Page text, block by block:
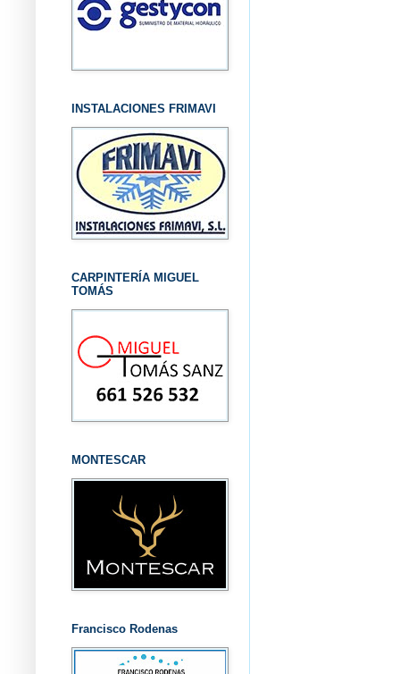
INSTALACIONES FRIMAVI
CARPINTERÍA MIGUEL
TOMÁS
MONTESCAR
Francisco Rodenas